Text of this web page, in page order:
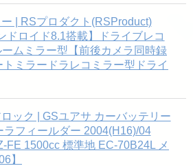
| RSプロダクト(RSProduct)
ドロイド8.1搭載】ドライブレコ
ムミラー型【前後カメラ同時録
ミラードラレコミラー型ドライ
ック | GSユアサ カーバッテリー
ラフィールダー 2004(H16)/04
FE 1500cc 標準地 EC-70B24L メ
】